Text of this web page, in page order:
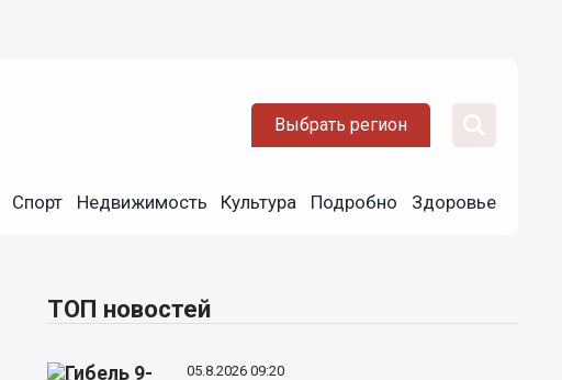
Выбрать регион
Спорт Недвижимость Культура Подробно Здоровье
ТОП новостей
05.8.2026 09:20